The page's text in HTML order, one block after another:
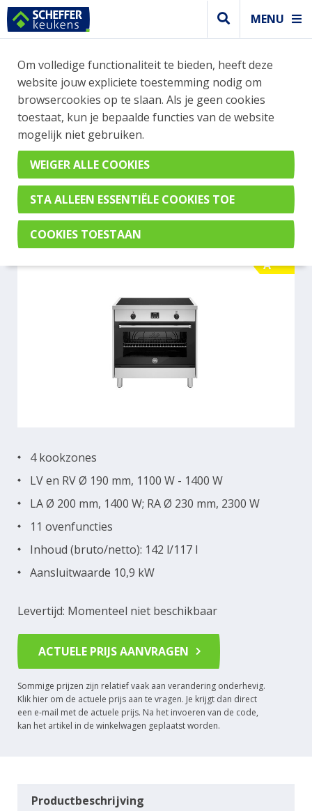
MENU
WEBSHOP BESTELLINGEN
Je kan tijdelijk geen bestelling plaatsen. Wil je je
vast oriënteren? Vergelijk eenvoudig apparaten
en merken met elkaar. Klik hier voor meer
informatie.
Fornuis
BERTAZZONI MPL94IT1EXE
A
Levertijd: Momenteel niet beschikbaar
4 kookzones
LV en RV Ø 190 mm, 1100 W - 1400 W
LA Ø 200 mm, 1400 W; RA Ø 230 mm, 2300 W
11 ovenfuncties
Inhoud (bruto/netto): 142 l/117 l
Aansluitwaarde 10,9 kW
ACTUELE PRIJS AANVRAGEN
Sommige prijzen zijn relatief vaak aan verandering onderhevig.
Klik hier om de actuele prijs aan te vragen. Je krijgt dan direct
een e-mail met de actuele prijs. Na het invoeren van de code,
kan het artikel in de winkelwagen geplaatst worden.
Productbeschrijving
Om volledige functionaliteit te bieden, heeft deze
website jouw expliciete toestemming nodig om
browsercookies op te slaan. Als je geen cookies
toestaat, kun je bepaalde functies van de website
mogelijk niet gebruiken.